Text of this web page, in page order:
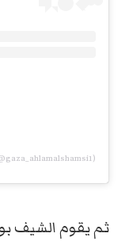
ثم يقوم الشيف